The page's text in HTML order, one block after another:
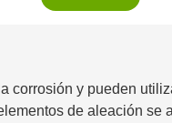
corrosión y pueden
de aleación se